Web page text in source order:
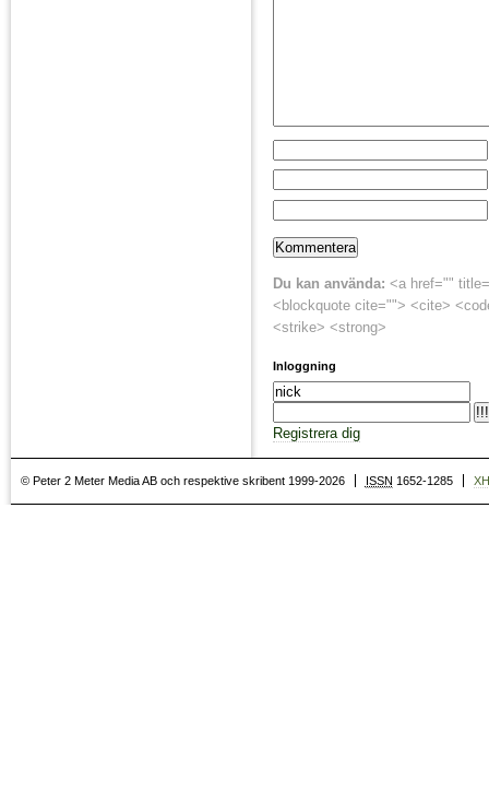
Du kan använda: <a href=""
<blockquote cite=""> <cite>
<strike> <strong>
Inloggning
Registrera dig
© Peter 2 Meter Media AB och respektive skribent 1999-2026 ISSN 1652-1285